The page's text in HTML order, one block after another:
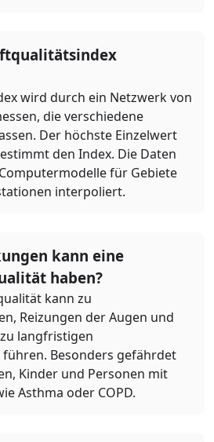
wird durch ein Netzwerk von
die verschiedene
Der höchste Einzelwert
den Index. Die Daten
für Gebiete
interpoliert.
kann eine
haben?
kann zu
Reizungen der Augen und
langfristigen
Besonders gefährdet
Kinder und Personen mit
Asthma oder COPD.